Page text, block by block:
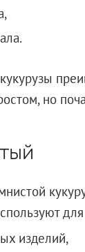
но
изделий,